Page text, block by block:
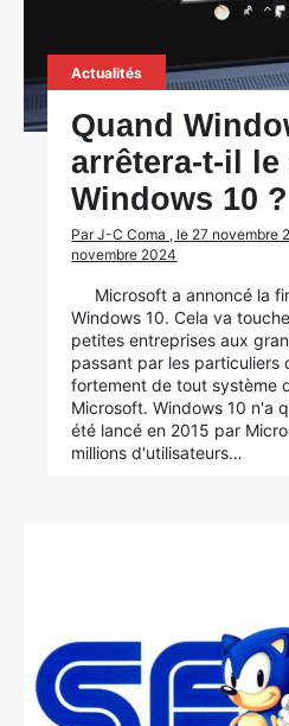
Actualités
Quand
arrêtera-t-il
Windows 10 ?
Par J-C Coma , le 27 novembre
novembre 2024
Microsoft a annoncé la
Windows 10. Cela va
petites entreprises aux
passant par les particuliers
fortement de tout système
Microsoft. Windows 10 n'a
été lancé en 2015 par
millions d'utilisateurs…